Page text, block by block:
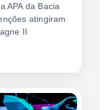
APA da Bacia
atingiram
II